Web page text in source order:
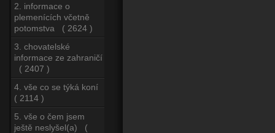
2. informace o
plemenících včetně
potomstva ( 2624 )
3. chovatelské
informace ze zahraničí
( 2407 )
4. vše co se týká koní
( 2114 )
5. vše o čem jsem
ještě neslyšel(a) (